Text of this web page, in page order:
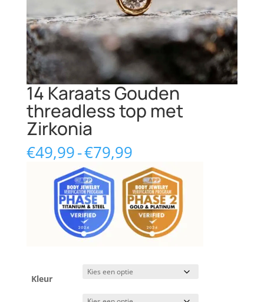
14 Karaats Gouden
threadless top met
Zirkonia
€49,99-€79,99Prijsklasse:
€49,99
tot
€79,99
Kleur